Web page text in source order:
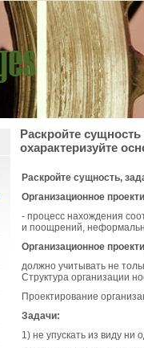
Раскройте
охарактеризуйте
Раскройте сущность,
Организационное
- процесс нахождения
и поощрений,
Организационное
должно учитывать не
Структура организации
Проектирование
Задачи:
1) не упускать из виду